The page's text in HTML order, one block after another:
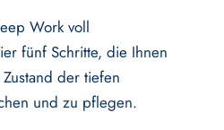
Work voll
fünf Schritte, die Ihnen
der tiefen
und zu pflegen.